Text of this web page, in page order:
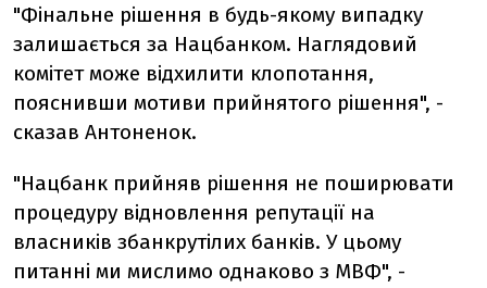
"Фінальне рішення в будь-якому випадку
залишається за Нацбанком. Наглядовий
комітет може відхилити клопотання,
пояснивши мотиви прийнятого рішення", -
сказав Антоненок.
"Нацбанк прийняв рішення не поширювати
процедуру відновлення репутації на
власників збанкрутілих банків. У цьому
питанні ми мислимо однаково з МВФ", -